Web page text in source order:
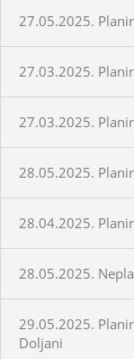
27.05.2025.
27.03.2025.
27.03.2025.
28.05.2025.
28.04.2025.
28.05.2025.
29.05.2025.
Doljani